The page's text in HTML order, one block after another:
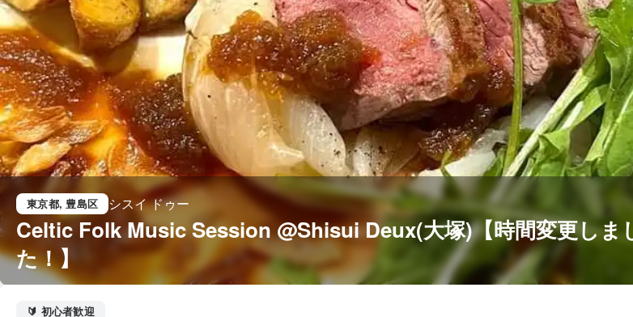
東京都, 豊島区 シスイ ドゥー
Celtic Folk Music Session @Shisui Deux(大塚)【時間変更しま
た！】
🔰 初心者歓迎